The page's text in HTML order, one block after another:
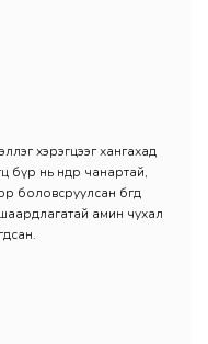
хэрэгцээг хангахад
нь өндөр чанартай,
бөгөөд
шаардлагатай амин чухал